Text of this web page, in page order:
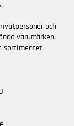
och
varumärken.
sortimentet.